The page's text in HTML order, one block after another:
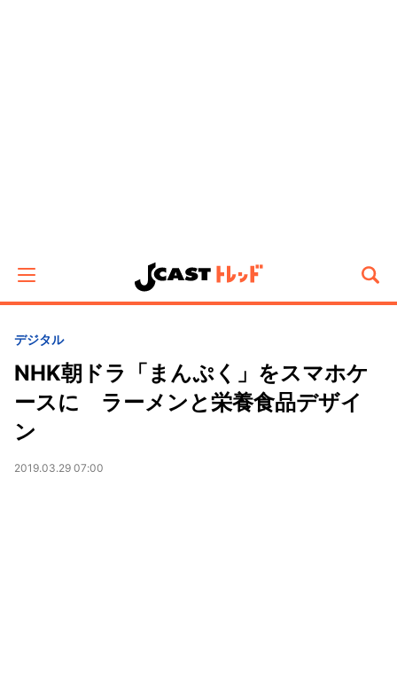
デジタル
NHK朝ドラ「まんぷく」をスマホケ
ースに ラーメンと栄養食品デザイ
ン
2019.03.29 07:00